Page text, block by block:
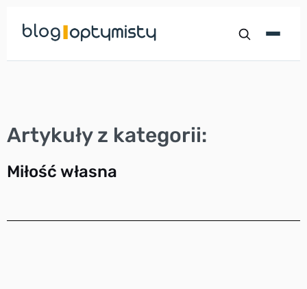
Przejdź
do
Artykuły z kategorii:
Miłość własna